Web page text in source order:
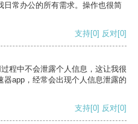
日常办公的所有需求。操作也很简
支持[0] 反对[0]
程中不会泄露个人信息，这让我很
app，经常会出现个人信息泄露的
支持[0] 反对[0]